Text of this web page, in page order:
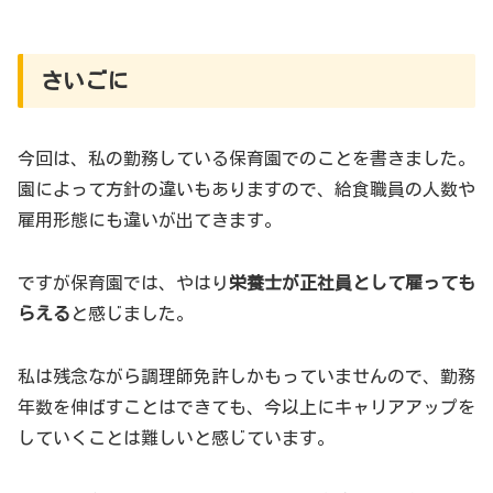
さいごに
今回は、私の勤務している保育園でのことを書きました。
園によって方針の違いもありますので、給食職員の人数や
雇用形態にも違いが出てきます。
ですが保育園では、やはり栄養士が正社員として雇っても
らえる と感じました。
私は残念ながら調理師免許しかもっていませんので、勤務
年数を伸ばすことはできても、今以上にキャリアアップを
していくことは難しいと感じています。